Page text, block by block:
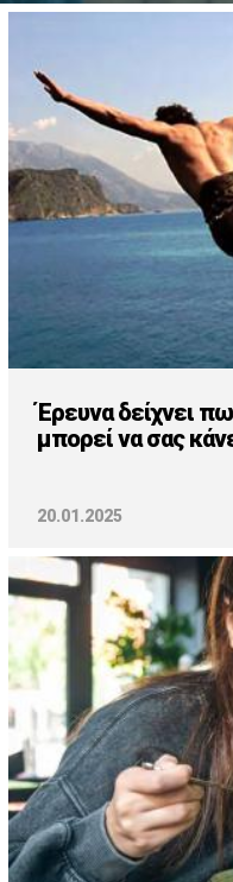
ΣΥΝΔΕΣΜΟΙ
Tv
Έρευνα δείχνει
μπορεί να σας
20.01.2025